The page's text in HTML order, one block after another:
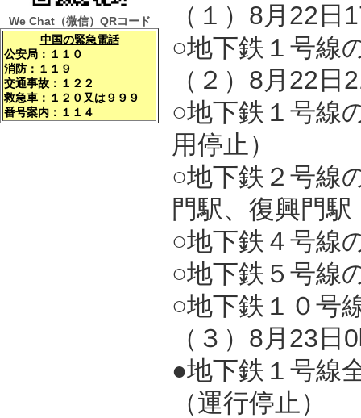
We Chat（微信）QRコード
中国の緊急電話
公安局：１１０
消防：１１９
交通事故：１２２
救急車：１２０又は９９９
番号案内：１１４
（１）8月22
○地下鉄１号線
（２）8月22
○地下鉄１号線
用停止）
○地下鉄２号線
門駅、復興門
○地下鉄４号線
○地下鉄５号線
○地下鉄１０号
（３）8月23
●地下鉄１号線
（運行停止）